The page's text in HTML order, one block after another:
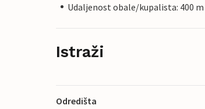
Udaljenost obale/kupalista: 400
Istraži
Odredišta